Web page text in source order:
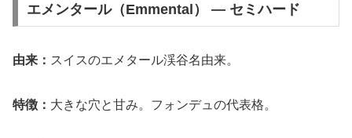
エメンタール（Emmental） — セミハード
由来： スイスのエメタール渓谷名由来。
特徴： 大きな穴と甘み。フォンデュの代表格。